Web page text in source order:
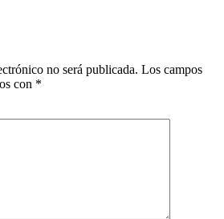
no será publicada. Los campos
con *